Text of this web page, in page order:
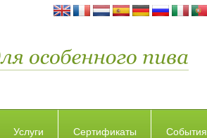
Услуги Сертификаты События